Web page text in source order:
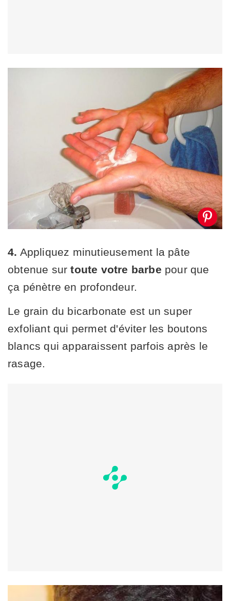
4. Appliquez minutieusement la pâte
obtenue surtoute votre barbe pour que
ça pénètre en profondeur.
Le grain du bicarbonate est un super
exfoliant qui permet d'éviter les boutons
blancs qui apparaissent parfois après le
rasage.